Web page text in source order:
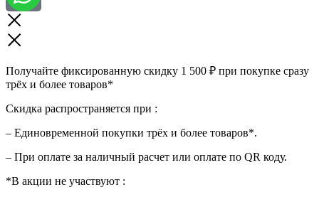
Получайте фиксированную скидку 1 500 ₽ при покупке сразу
трёх и более товаров*
Скидка распространяется при :
– Единовременной покупки трёх и более товаров*.
– При оплате за наличный расчет или оплате по QR коду.
*В акции не участвуют :